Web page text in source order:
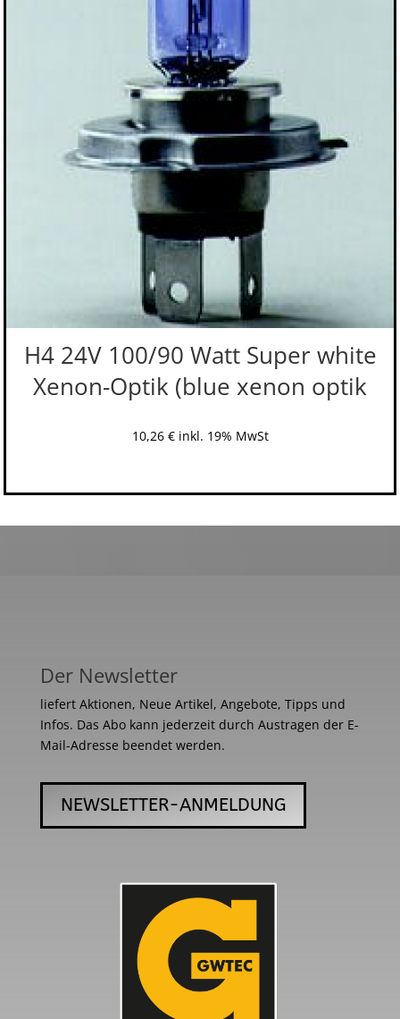
H4 24V 100/90 Watt Super white
Xenon-Optik (blue xenon optik
10,26 € inkl. 19% MwSt
Der Newsletter
liefert Aktionen, Neue Artikel, Angebote, Tipps und
Infos. Das Abo kann jederzeit durch Austragen der E-
Mail-Adresse beendet werden.
NEWSLETTER-ANMELDUNG